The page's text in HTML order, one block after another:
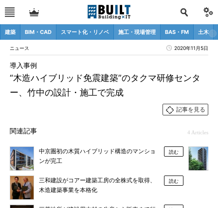
建築 BIM・CAD スマート化・リノベ 施工・現場管理 BAS・FM 土木
ニュース 2020年11月5日
“木造ハイブリッド免震建築”のタクマ研修センタ
ー、竹中の設計・施工で完成
導入事例
記事を見る
関連記事 4 Articles
中京圏初の木質ハイブリッド構造のマンショ
ンが完工
読む
三和建設がコアー建築工房の全株式を取得、
木造建築事業を本格化
読む